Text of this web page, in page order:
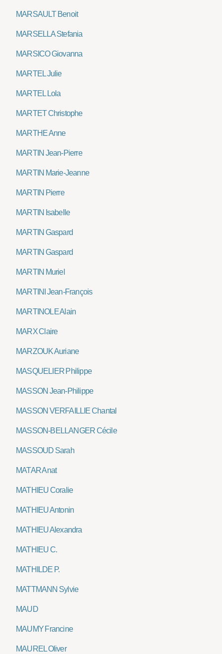
MARSAULT Benoit
MARSELLA Stefania
MARSICO Giovanna
MARTEL Julie
MARTEL Lola
MARTET Christophe
MARTHE Anne
MARTIN Jean-Pierre
MARTIN Marie-Jeanne
MARTIN Pierre
MARTIN Isabelle
MARTIN Gaspard
MARTIN Gaspard
MARTIN Muriel
MARTINI Jean-François
MARTINOLE Alain
MARX Claire
MARZOUK Auriane
MASQUELIER Philippe
MASSON Jean-Philippe
MASSON VERFAILLIE Chantal
MASSON-BELLANGER Cécile
MASSOUD Sarah
MATAR Anat
MATHIEU Coralie
MATHIEU Antonin
MATHIEU Alexandra
MATHIEU C.
MATHILDE P.
MATTMANN Sylvie
MAUD
MAUMY Francine
MAUREL Oliver